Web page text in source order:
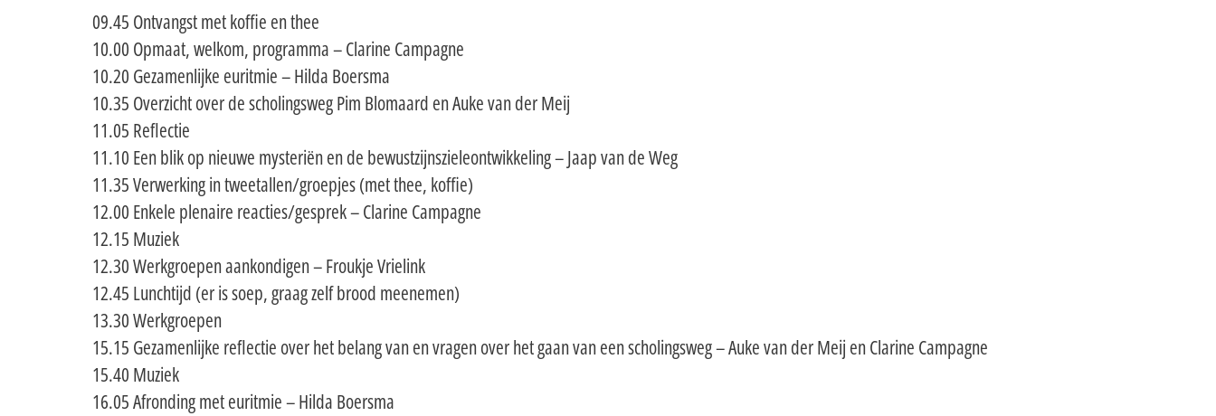
09.45 Ontvangst met koffie en thee
10.00 Opmaat, welkom, programma – Clarine Campagne
10.20 Gezamenlijke euritmie – Hilda Boersma
10.35 Overzicht over de scholingsweg Pim Blomaard en Auke van der Meij
11.05 Reflectie
11.10 Een blik op nieuwe mysteriën en de bewustzijnszieleontwikkeling – Jaap van de Weg
11.35 Verwerking in tweetallen/groepjes (met thee, koffie)
12.00 Enkele plenaire reacties/gesprek – Clarine Campagne
12.15 Muziek
12.30 Werkgroepen aankondigen – Froukje Vrielink
12.45 Lunchtijd (er is soep, graag zelf brood meenemen)
13.30 Werkgroepen
15.15 Gezamenlijke reflectie over het belang van en vragen over het gaan van een scholingsweg – Auke van der Meij en Clarine Campagne
15.40 Muziek
16.05 Afronding met euritmie – Hilda Boersma